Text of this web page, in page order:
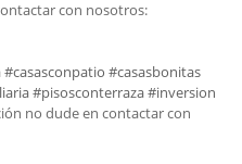
con nosotros:
#casasconpatio #casasbonitas
#pisosconterraza#inversion
no dude en contactar con